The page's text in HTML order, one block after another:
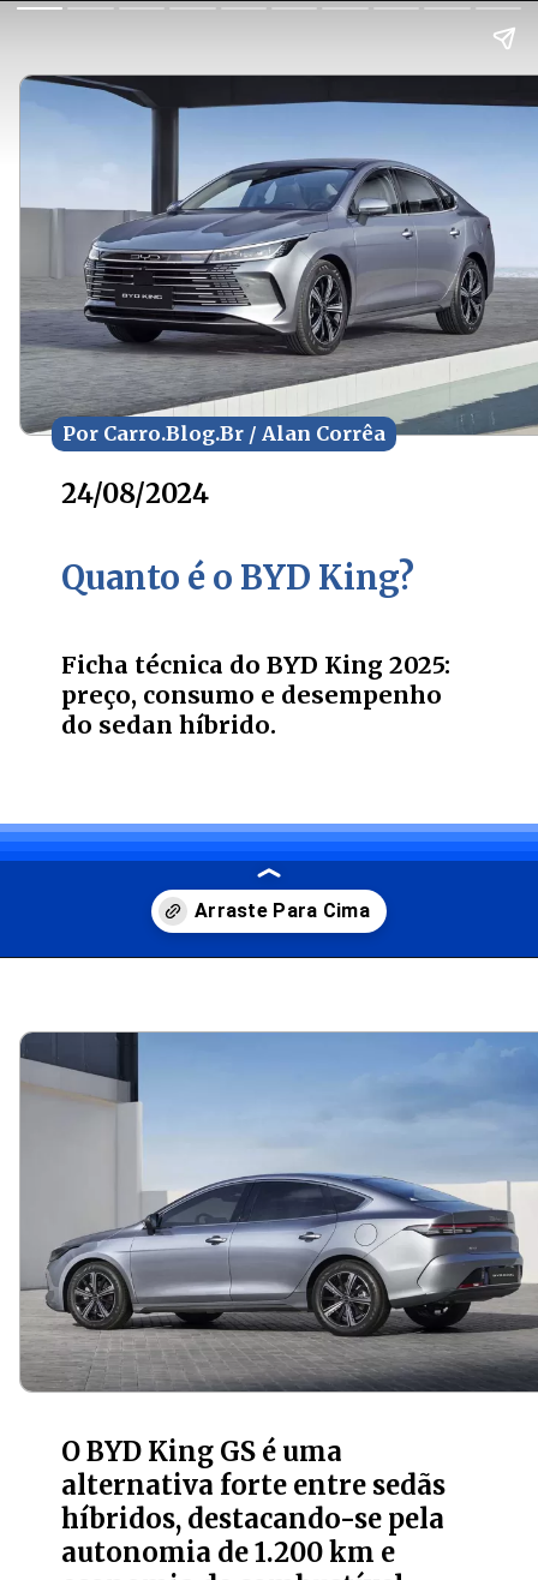
24/08/2024
Quanto é o BYD King?
Por Carro.Blog.Br / Alan Corrêa
Por Carro.Blog.Br / Alan Corrêa
Ficha técnica do BYD King 2025:
preço, consumo e desempenho
do sedan híbrido.
O BYD King GS é uma
alternativa forte entre sedãs
híbridos, destacando-se pela
autonomia de 1.200 km e